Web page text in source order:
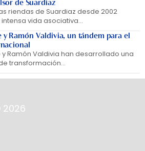
de Suardiaz
riendas de Suardiaz desde 2002
vida asociativa...
y Ramón Valdivia, un tándem para el
Ramón Valdivia han desarrollado una
transformación...
2026